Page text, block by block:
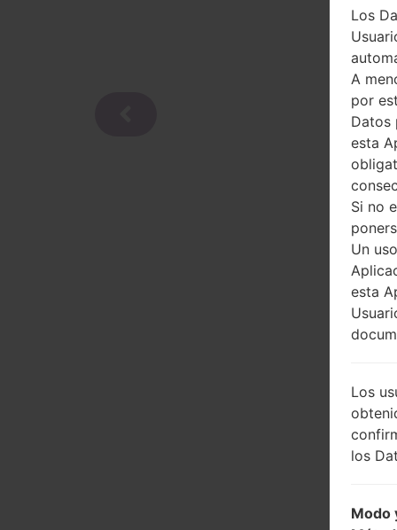
Los
A
por
Datos
esta
Si no
Un
esta
Los
los
Modo